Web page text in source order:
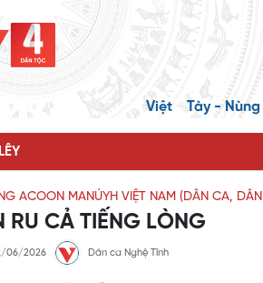
Việt Tày - Nùng
ACOON MANÚYH VIỆT NAM (DÂN CA,
RU CẢ TIẾNG LÒNG
06/2026 Dân ca Nghệ Tĩnh